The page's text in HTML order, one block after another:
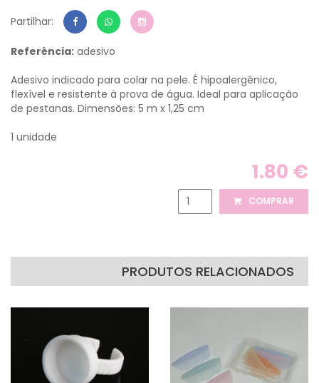
Partilhar:
Referência: adesivo
Adesivo indicado para colar na pele. É hipoalergênico,
flexível e resistente à prova de água. Ideal para aplicação
de pestanas. Dimensões: 5 m x 1,25 cm
1 unidade
1.80 €
COMPRAR
PRODUTOS RELACIONADOS